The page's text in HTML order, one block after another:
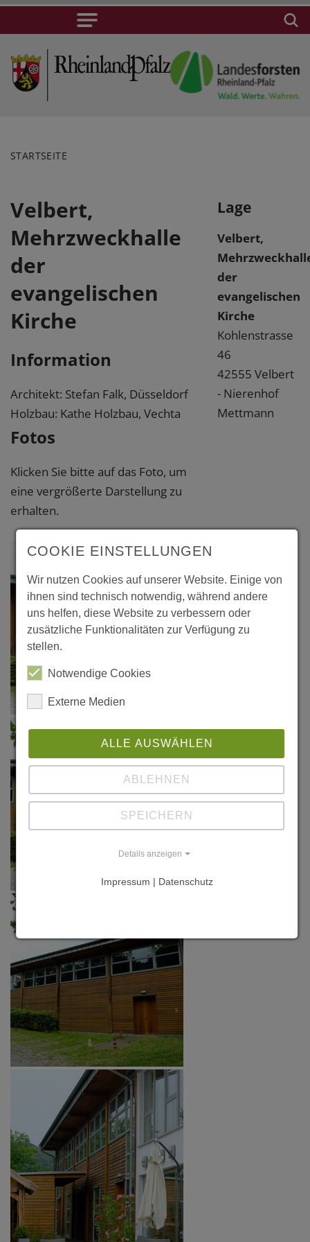
STARTSEITE
Velbert,
Mehrzweckhalle
der
evangelischen
Kirche
Information
Architekt: Stefan Falk, Düsseldorf
Holzbau: Kathe Holzbau, Vechta
Fotos
Klicken Sie bitte auf das Foto, um
eine vergrößerte Darstellung zu
erhalten.
Lage
Velbert,
der
evangelischen
Kirche
Kohlenstrasse
46
42555 Velbert
- Nierenhof
Mettmann
COOKIE EINSTELLUNGEN
Wir nutzen Cookies auf unserer Website. Einige von
ihnen sind technisch notwendig, während andere
uns helfen, diese Website zu verbessern oder
zusätzliche Funktionalitäten zur Verfügung zu
stellen.
Notwendige Cookies
Externe Medien
ALLE AUSWÄHLEN
ABLEHNEN
SPEICHERN
Details anzeigen
Impressum | Datenschutz